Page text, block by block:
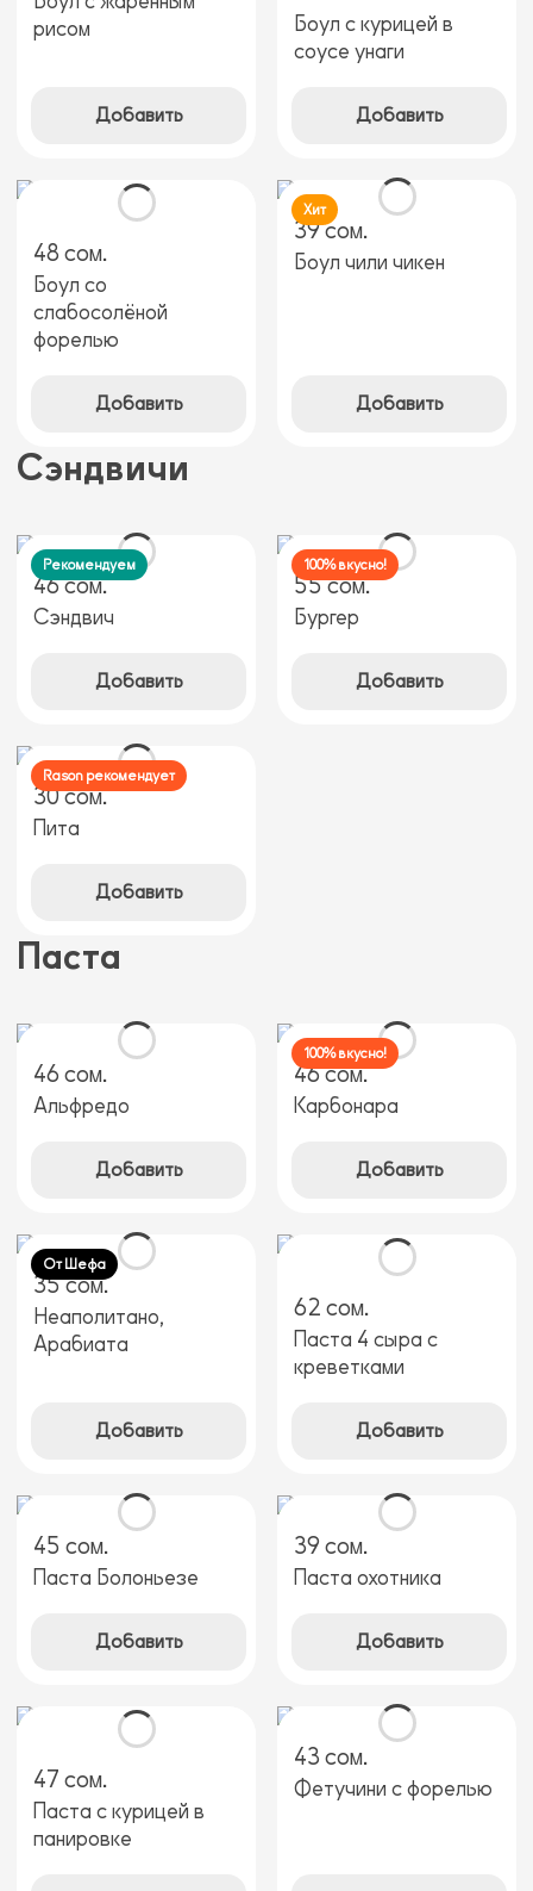
рисом
Добавить
Боул с курицей в
соусе унаги
Добавить
48 сом.
Боул со
слабосолёной
форелью
Добавить
39 сом.
Боул чили чикен
Добавить
Хит
Сэндвичи
46 сом.
Сэндвич
Добавить
Рекомендуем
55 сом.
Бургер
Добавить
100% вкусно!
30 сом.
Пита
Добавить
Rason рекомендует
Паста
46 сом.
Альфредо
Добавить
46 сом.
Карбонара
Добавить
100% вкусно!
35 сом.
Неаполитано,
Арабиата
Добавить
От Шефа
62 сом.
Паста 4 сыра с
креветками
Добавить
45 сом.
Паста Болоньезе
Добавить
39 сом.
Паста охотника
Добавить
47 сом.
Паста с курицей в
панировке
43 сом.
Фетучини с форелью